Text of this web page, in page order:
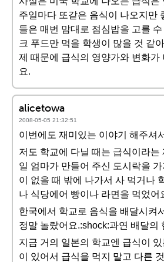
주일마다 또같은 음식이 나오지만
들은 매번 맘대로 점심밥을 고를
크 푸드만 먹을 학생이 많을 것 같
제 때문에 급식의 영양가와 변화가
요.
alicetowa
2008-05-05 21:32:51
이번에도 재미있는 이야기 해주셔
저도 학교에 다닐 때는 급식이라는
일 엄마가 만들어 주신 도시락을
이 없을 때 밖에 나가서 사 먹거나
나 식당에어 빵이나 라면을 먹었어
한국에서 학교로 음식을 배달시켜
정말 놀랐어요.:shock:과연 배달의
지금 거의 일본의 학교엔 급식이
이 있어서 급식을 먹지 말고 다른